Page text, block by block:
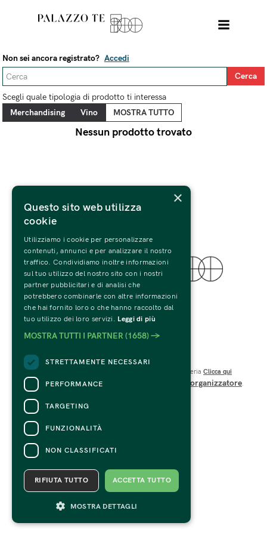
Non sei ancora registrato? Accedi
Scegli quale tipologia di prodotto ti interessa
Nessun prodotto trovato
© 2022 Fondazione Palazzo Te
Tutti i Diritti Riservati
C.F. e P.IVA 01594270207
Codice SDI: USAL8PV
Viale Te n.19 – 46100 Mantova
CONTATTI
Per informazioni e supporto all'acquisto della biglietteria Clicca qui
Per informazioni sul programma e l'evento, rivolgersi all' organizzatore.
×
Questo sito web utilizza
cookie
Utilizziamo i cookie per personalizzare
contenuti, annunci e per analizzare il nostro
traffico. Condividiamo inoltre informazioni
sul tuo utilizzo del nostro sito con i nostri
partner pubblicitari e di analisi che
potrebbero combinarle con altre informazioni
che hai fornito loro o che hanno raccolto dal
tuo utilizzo dei loro servizi. Leggi di più
MOSTRA TUTTI I PARTNER (1658) →
STRETTAMENTE NECESSARI
PERFORMANCE
TARGETING
FUNZIONALITÀ
NON CLASSIFICATI
ACCETTA TUTTO
RIFIUTA TUTTO
MOSTRA DETTAGLI